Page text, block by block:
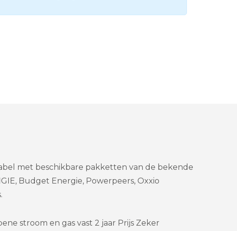
met beschikbare pakketten van de bekende
Budget Energie, Powerpeers, Oxxio
stroom en gas vast 2 jaar Prijs Zeker